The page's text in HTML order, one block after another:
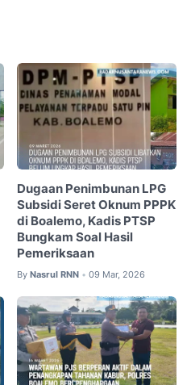
Dugaan Penimbunan LPG
Subsidi Seret Oknum PPPK
di Boalemo, Kadis PTSP
Bungkam Soal Hasil
Pemeriksaan
By Nasrul RNN • 09 Mar, 2026